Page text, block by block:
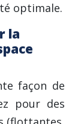
optimale.
la
façon de
pour des